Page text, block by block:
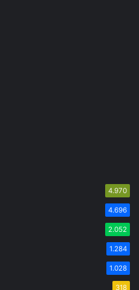
4.970
4.696
2.052
1.284
1.028
318